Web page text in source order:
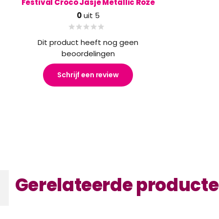
Festival Croco Jasje Metallic Roze
0uit 5
Dit product heeft nog geen
beoordelingen
Schrijf een review
Gerelateerde